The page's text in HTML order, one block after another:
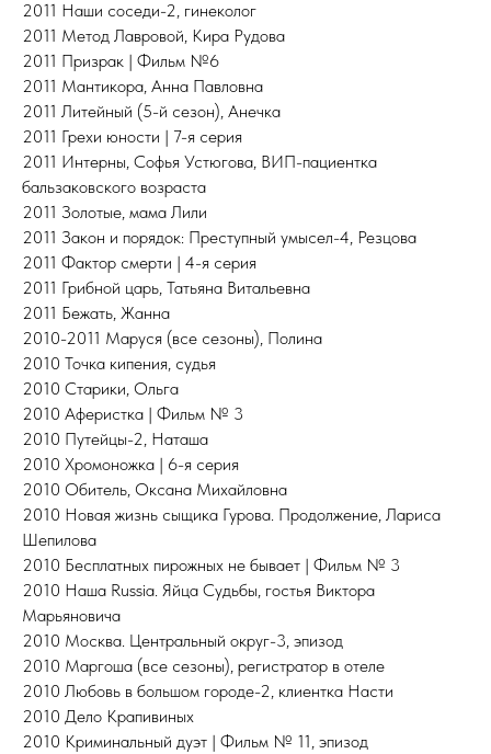
2011 Наши соседи-2, гинеколог
2011 Метод Лавровой, Кира Рудова
2011 Призрак | Фильм №6
2011 Мантикора, Анна Павловна
2011 Литейный (5-й сезон), Анечка
2011 Грехи юности | 7-я серия
2011 Интерны, Софья Устюгова, ВИП-пациентка
бальзаковского возраста
2011 Золотые, мама Лили
2011 Закон и порядок: Преступный умысел-4, Резцова
2011 Фактор смерти | 4-я серия
2011 Грибной царь, Татьяна Витальевна
2011 Бежать, Жанна
2010-2011 Маруся (все сезоны), Полина
2010 Точка кипения, судья
2010 Старики, Ольга
2010 Аферистка | Фильм № 3
2010 Путейцы-2, Наташа
2010 Хромоножка | 6-я серия
2010 Обитель, Оксана Михайловна
2010 Новая жизнь сыщика Гурова. Продолжение, Лариса
Шепилова
2010 Бесплатных пирожных не бывает | Фильм № 3
2010 Наша Russia. Яйца Судьбы, гостья Виктора
Марьяновича
2010 Москва. Центральный округ-3, эпизод
2010 Маргоша (все сезоны), регистратор в отеле
2010 Любовь в большом городе-2, клиентка Насти
2010 Дело Крапивиных
2010 Криминальный дуэт | Фильм № 11, эпизод